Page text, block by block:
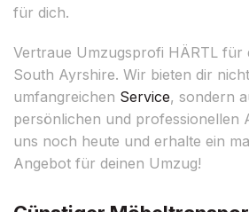
für dich.
Vertraue Umzugsprofi HÄRTL für
South Ayrshire. Wir bieten dir
umfangreichen Service, sondern
persönlichen und professionellen
uns noch heute und erhalte ein
Angebot für deinen Umzug!